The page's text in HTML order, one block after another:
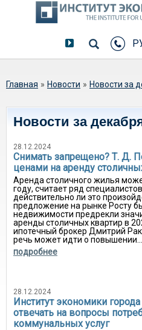
Вы здесь
Главная » Новости » Новости за
Новости за
28.12.2024
Снимать запрещено? Т. Д.
ценами на аренду
Аренда столичного жилья
году, считает ряд
действительно ли это
предложение на рынке Росту
недвижимости предрекли
аренды столичных квартир в
ипотечный брокер Дмитрий
речь может идти о повышении...
подробнее
28.12.2024
Институт экономики
отвечать на вопросы
коммунальных услуг